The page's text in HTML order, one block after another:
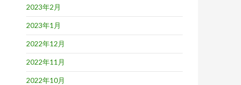
2023年2月
2023年1月
2022年12月
2022年11月
2022年10月